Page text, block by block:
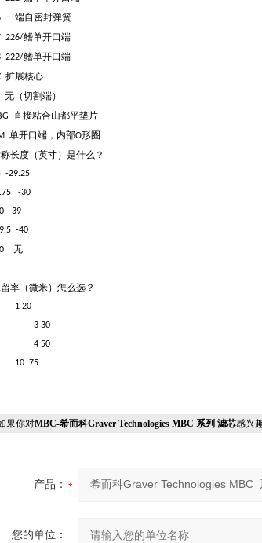
一端自密封弹簧
226/鳍单开口端
222/鳍单开口端
扩展核心
无（切割端）
直接粘合山都平垫片
单开口端，内部O形圈
长度（英寸）是什么？
-29.25
-30
-39
-40
无
率（微米）怎么选？
1 20
3 30
4 50
10 75
果你对MBC-希而科Graver Technologies MBC 系列 滤芯感兴
产品：
您的单位：